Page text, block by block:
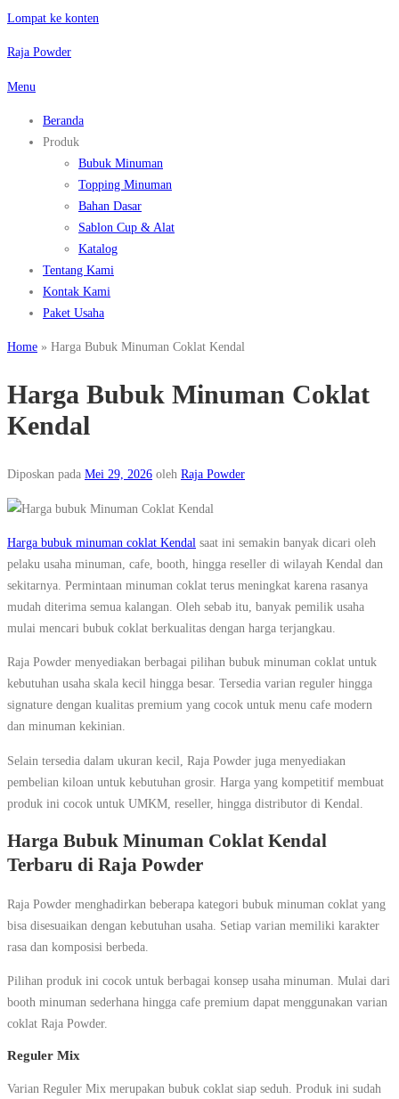
Lompat ke konten
Raja Powder
Menu
Beranda
Produk
Bubuk Minuman
Topping Minuman
Bahan Dasar
Sablon Cup & Alat
Katalog
Tentang Kami
Kontak Kami
Paket Usaha
Home » Harga Bubuk Minuman Coklat Kendal
Harga Bubuk Minuman Coklat
Kendal
Diposkan pada Mei 29, 2026 oleh Raja Powder
Harga bubuk minuman coklat Kendal saat ini semakin banyak dicari oleh
pelaku usaha minuman, cafe, booth, hingga reseller di wilayah Kendal dan
sekitarnya. Permintaan minuman coklat terus meningkat karena rasanya
mudah diterima semua kalangan. Oleh sebab itu, banyak pemilik usaha
mulai mencari bubuk coklat berkualitas dengan harga terjangkau.
Raja Powder menyediakan berbagai pilihan bubuk minuman coklat untuk
kebutuhan usaha skala kecil hingga besar. Tersedia varian reguler hingga
signature dengan kualitas premium yang cocok untuk menu cafe modern
dan minuman kekinian.
Selain tersedia dalam ukuran kecil, Raja Powder juga menyediakan
pembelian kiloan untuk kebutuhan grosir. Harga yang kompetitif membuat
produk ini cocok untuk UMKM, reseller, hingga distributor di Kendal.
Harga Bubuk Minuman Coklat Kendal
Terbaru di Raja Powder
Raja Powder menghadirkan beberapa kategori bubuk minuman coklat yang
bisa disesuaikan dengan kebutuhan usaha. Setiap varian memiliki karakter
rasa dan komposisi berbeda.
Pilihan produk ini cocok untuk berbagai konsep usaha minuman. Mulai dari
booth minuman sederhana hingga cafe premium dapat menggunakan varian
coklat Raja Powder.
Reguler Mix
Varian Reguler Mix merupakan bubuk coklat siap seduh. Produk ini sudah